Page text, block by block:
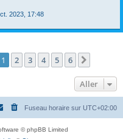
2023, 17:48
1 2 3 4 5 6
Aller
Fuseau horaire sur UTC+02:00
© phpBB Limited